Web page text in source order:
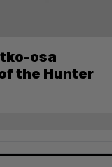
osa
the Hunter